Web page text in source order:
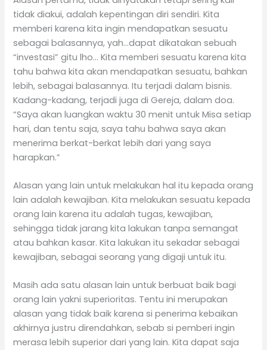
tidak diakui, adalah kepentingan diri sendiri. Kita
memberi karena kita ingin mendapatkan sesuatu
sebagai balasannya, yah…dapat dikatakan sebuah
“investasi” gitu lho… Kita memberi sesuatu karena kita
tahu bahwa kita akan mendapatkan sesuatu, bahkan
lebih, sebagai balasannya. Itu terjadi dalam bisnis.
Kadang-kadang, terjadi juga di Gereja, dalam doa.
“Saya akan luangkan waktu 30 menit untuk Misa setiap
hari, dan tentu saja, saya tahu bahwa saya akan
menerima berkat-berkat lebih dari yang saya
harapkan.”
Alasan yang lain untuk melakukan hal itu kepada orang
lain adalah kewajiban. Kita melakukan sesuatu kepada
orang lain karena itu adalah tugas, kewajiban,
sehingga tidak jarang kita lakukan tanpa semangat
atau bahkan kasar. Kita lakukan itu sekadar sebagai
kewajiban, sebagai seorang yang digaji untuk itu.
Masih ada satu alasan lain untuk berbuat baik bagi
orang lain yakni superioritas. Tentu ini merupakan
alasan yang tidak baik karena si penerima kebaikan
akhirnya justru direndahkan, sebab si pemberi ingin
merasa lebih superior dari yang lain. Kita dapat saja